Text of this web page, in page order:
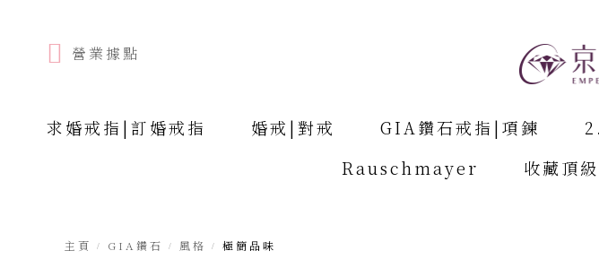
營業據點
求婚戒指|訂婚戒指 婚戒|對戒 GIA鑽石戒指|項鍊
Rauschmayer
收藏頂
主頁 GIA鑽石 風格 極簡品味